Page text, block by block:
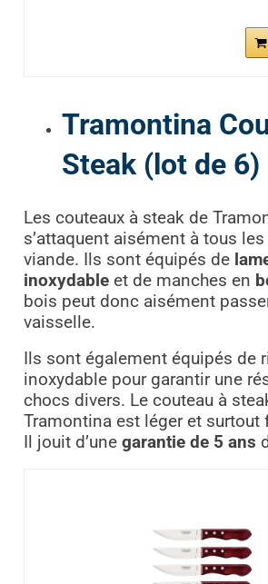
Tramontina
Steak (lot de 6)
Les couteaux à steak de
s’attaquent aisément à tous
viande. Ils sont équipés de
inoxydableet de manches en
bois peut donc aisément
vaisselle.
Ils sont également équipés de
inoxydable pour garantir une
chocs divers. Le couteau à
Tramontina est léger et surtout
Il jouit d’une garantie de 5 ans